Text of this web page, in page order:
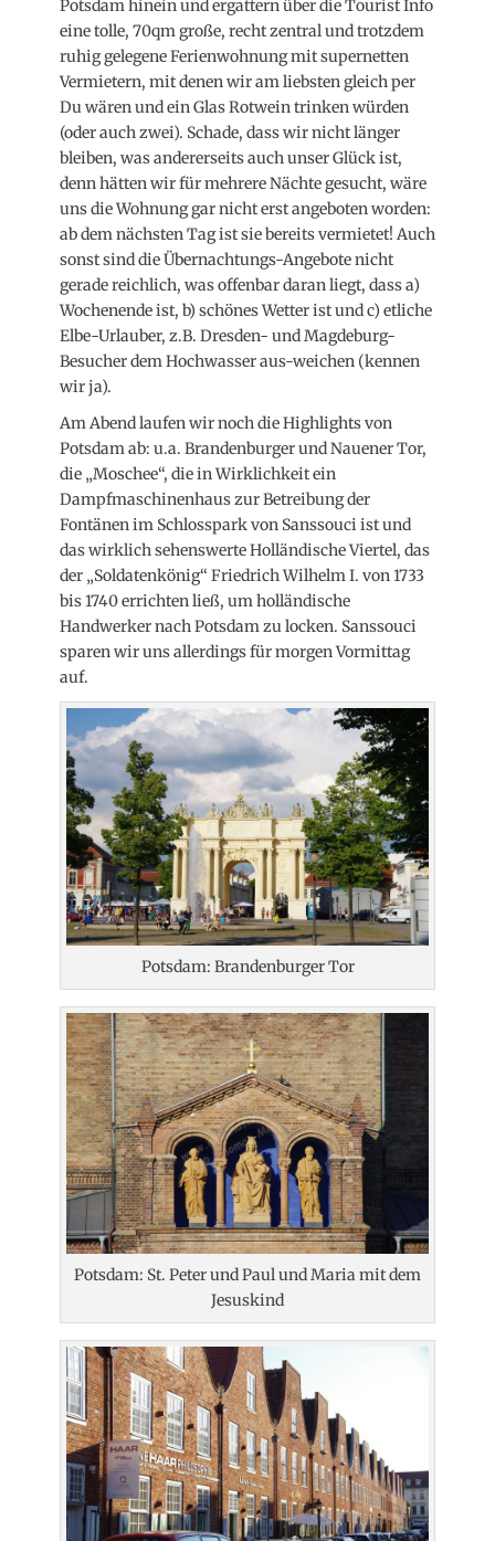
Potsdam hinein und ergattern über die Tourist Info
eine tolle, 70qm große, recht zentral und trotzdem
ruhig gelegene Ferienwohnung mit supernetten
Vermietern, mit denen wir am liebsten gleich per
Du wären und ein Glas Rotwein trinken würden
(oder auch zwei). Schade, dass wir nicht länger
bleiben, was andererseits auch unser Glück ist,
denn hätten wir für mehrere Nächte gesucht, wäre
uns die Wohnung gar nicht erst angeboten worden:
ab dem nächsten Tag ist sie bereits vermietet! Auch
sonst sind die Übernachtungs-Angebote nicht
gerade reichlich, was offenbar daran liegt, dass a)
Wochenende ist, b) schönes Wetter ist und c) etliche
Elbe-Urlauber, z.B. Dresden- und Magdeburg-
Besucher dem Hochwasser aus-weichen (kennen
wir ja).
Am Abend laufen wir noch die Highlights von
Potsdam ab: u.a. Brandenburger und Nauener Tor,
die „Moschee“, die in Wirklichkeit ein
Dampfmaschinenhaus zur Betreibung der
Fontänen im Schlosspark von Sanssouci ist und
das wirklich sehenswerte Holländische Viertel, das
der „Soldatenkönig“ Friedrich Wilhelm I. von 1733
bis 1740 errichten ließ, um holländische
Handwerker nach Potsdam zu locken. Sanssouci
sparen wir uns allerdings für morgen Vormittag
auf.
Potsdam: Brandenburger Tor
Potsdam: St. Peter und Paul und Maria mit dem
Jesuskind